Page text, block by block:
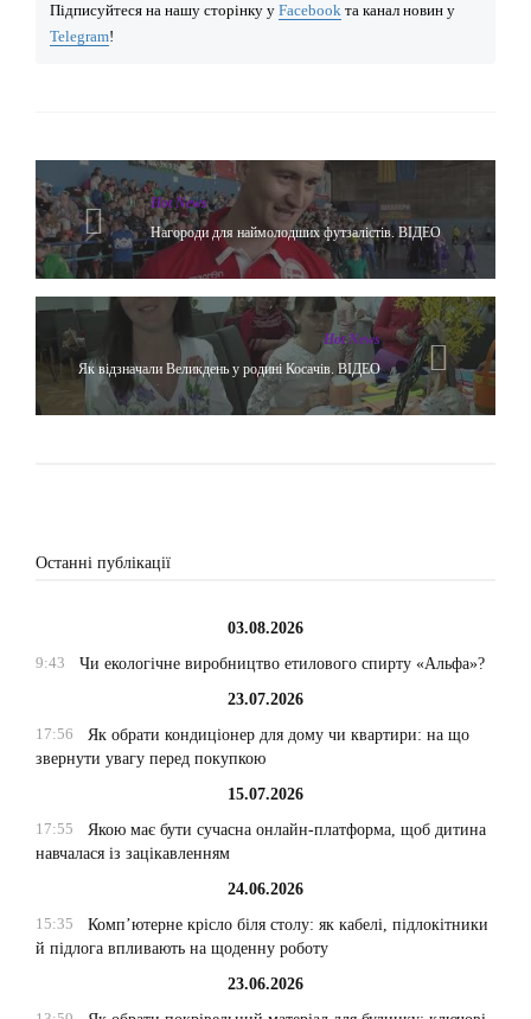
Підписуйтеся на нашу сторінку у Facebook та канал новин у
Telegram!
Hot News
Нагороди для наймолодших футзалістів. ВІДЕО
Hot News
Як відзначали Великдень у родині Косачів. ВІДЕО
Останні публікації
03.08.2026
9:43
Чи екологічне виробництво етилового спирту «Альфа»?
23.07.2026
17:56
Як обрати кондиціонер для дому чи квартири: на що
звернути увагу перед покупкою
15.07.2026
17:55
Якою має бути сучасна онлайн-платформа, щоб дитина
навчалася із зацікавленням
24.06.2026
15:35
Комп’ютерне крісло біля столу: як кабелі, підлокітники
й підлога впливають на щоденну роботу
23.06.2026